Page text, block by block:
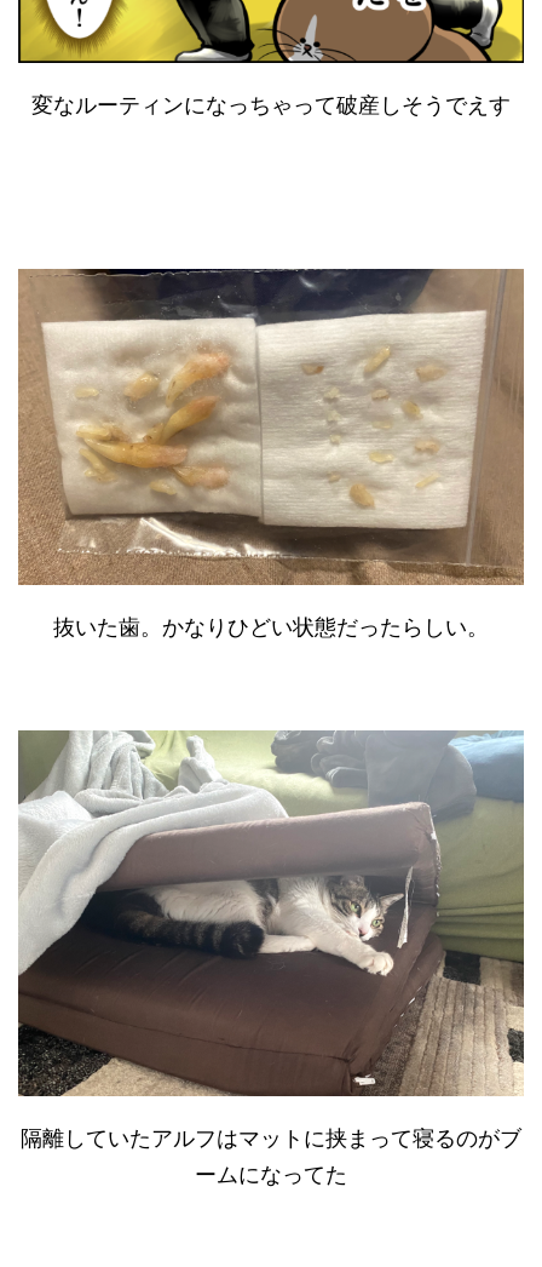
変なルーティンになっちゃって破産しそうでえす
抜いた歯。かなりひどい状態だったらしい。
隔離していたアルフはマットに挟まって寝るのがブ
ームになってた